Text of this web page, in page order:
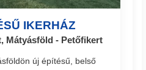
IKERHÁZ
Mátyásföld - Petőfikert
új építésű, belső